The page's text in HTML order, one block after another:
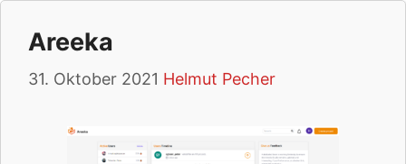
Areeka
31. Oktober 2021 Helmut Pecher